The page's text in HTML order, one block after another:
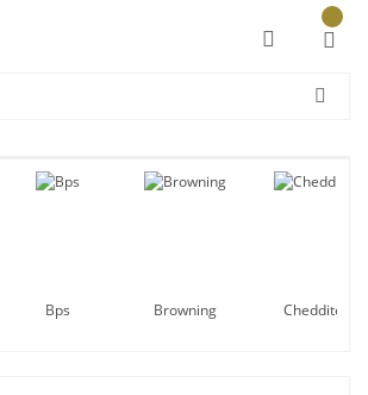
Bps Browning Cheddite